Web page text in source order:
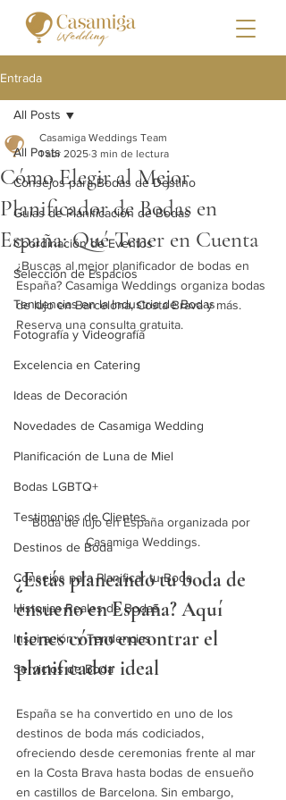
Entrada
All Posts
Consejos para Bodas de Destino
Guías de Planificación de Bodas
Coordinación de Eventos
Selección de Espacios
Tendencias en la Industria de Bodas
Fotografía y Videografía
Excelencia en Catering
Ideas de Decoración
Novedades de Casamiga Wedding
Planificación de Luna de Miel
Bodas LGBTQ+
Testimonios de Clientes
Destinos de Boda
Consejos para Planificar tu Boda
Historias Reales de Bodas
Inspiración y Tendencias
Servicios de Boda
All Posts
Cómo Elegir al Mejor
Planificador de Bodas en
España: Qué Tener en Cuenta
Casamiga Weddings Team
1 abr 2025 3 min de lectura
¿Buscas al mejor planificador de bodas en
España? Casamiga Weddings organiza bodas
de lujo en Barcelona, Costa Brava y más.
Reserva una consulta gratuita.
Boda de lujo en España organizada por
Casamiga Weddings.
¿Estás planeando tu boda de
ensueño en España? Aquí
tienes cómo encontrar el
planificador ideal
España se ha convertido en uno de los
destinos de boda más codiciados,
ofreciendo desde ceremonias frente al mar
en la Costa Brava hasta bodas de ensueño
en castillos de Barcelona. Sin embargo,